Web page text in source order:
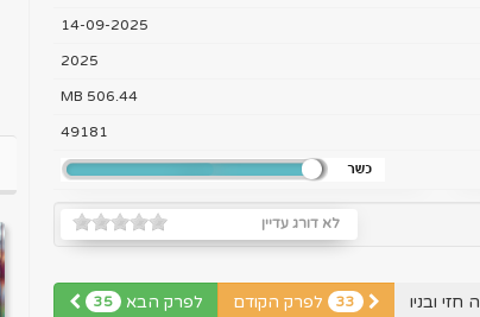
14-09-2025
2025
506.44 MB
49181
לא דורג עדיין
לפרק הבא 35 33 לפרק הקודם ובניו